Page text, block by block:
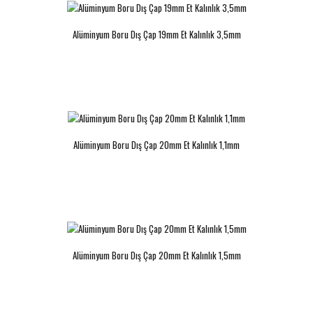
Alüminyum Boru Dış Çap 19mm Et Kalınlık 3,5mm
Alüminyum Boru Dış Çap 20mm Et Kalınlık 1,1mm
Alüminyum Boru Dış Çap 20mm Et Kalınlık 1,5mm